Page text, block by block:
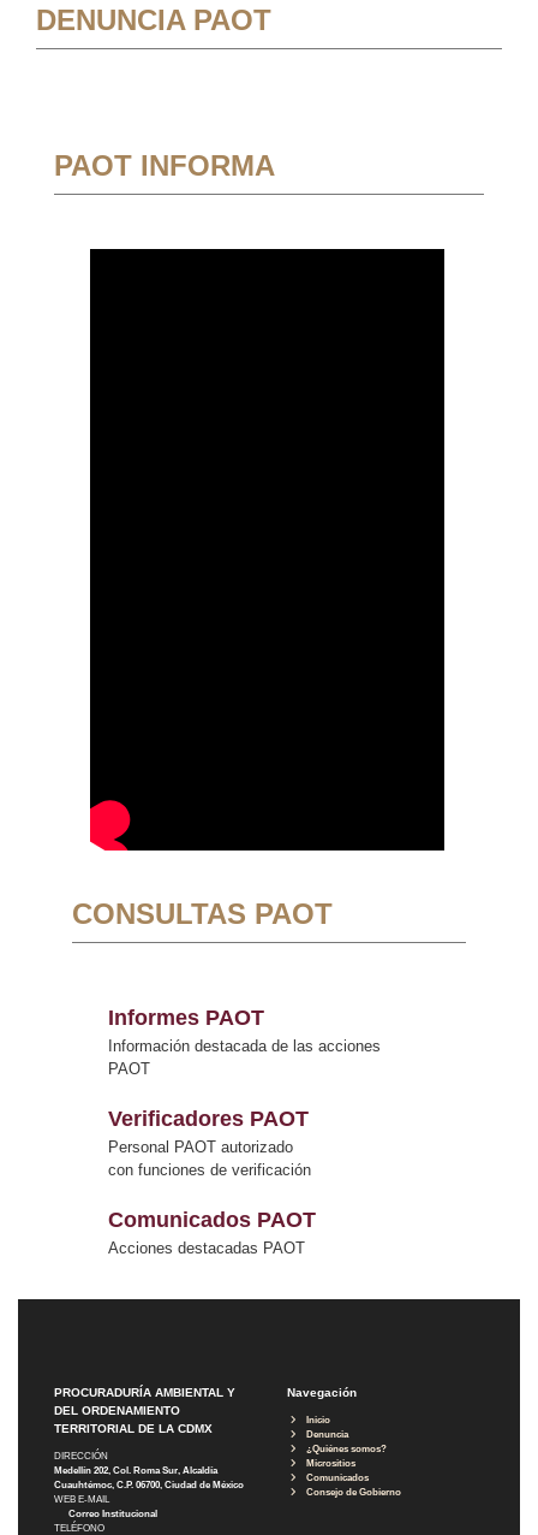
DENUNCIA PAOT
PAOT INFORMA
CONSULTAS PAOT
Informes PAOT
Información destacada de las acciones
PAOT
Verificadores PAOT
Personal PAOT autorizado
con funciones de verificación
Comunicados PAOT
Acciones destacadas PAOT
PROCURADURÍA AMBIENTAL Y
DEL ORDENAMIENTO
TERRITORIAL DE LA CDMX
DIRECCIÓN
Medellín 202, Col. Roma Sur, Alcaldía
Cuauhtémoc, C.P. 06700, Ciudad de México
WEB E-MAIL
Correo Institucional
TELÉFONO
Navegación
Inicio
Denuncia
¿Quiénes somos?
Micrositios
Comunicados
Consejo de Gobierno